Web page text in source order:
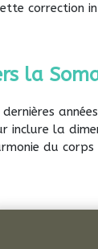
correction
la
dernières
inclure la
du